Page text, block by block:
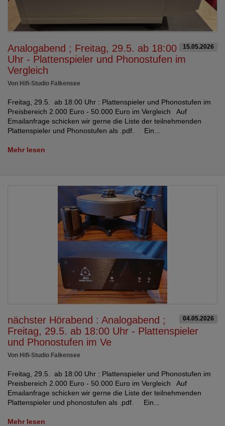
15.05.2026
Analogabend ; Freitag, 29.5. ab 18:00
Uhr - Plattenspieler und Phonostufen im
Vergleich
Von Hifi-Studio Falkensee
Freitag, 29.5. ab 18:00 Uhr : Plattenspieler und Phonostufen im
Preisbereich 2.000 Euro - 50.000 Euro im Vergleich Auf
Emailanfrage schicken wir gerne die Liste der teilnehmenden
Plattenspieler und Phonostufen als .pdf. Ein...
Mehr lesen
04.05.2026
nächster Hörabend : Analogabend ;
Freitag, 29.5. ab 18:00 Uhr - Plattenspieler
und Phonostufen im Ve
Von Hifi-Studio Falkensee
Freitag, 29.5. ab 18:00 Uhr : Plattenspieler und Phonostufen im
Preisbereich 2.000 Euro - 50.000 Euro im Vergleich Auf
Emailanfrage schicken wir gerne die Liste der teilnehmenden
Plattenspieler und phonostufen als .pdf. Ein...
Mehr lesen